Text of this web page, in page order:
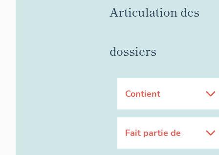
Articulation des
dossiers
Contient
Fait partie de